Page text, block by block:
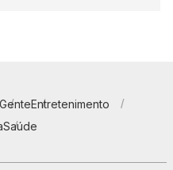
GenteEntretenimento
Saúde